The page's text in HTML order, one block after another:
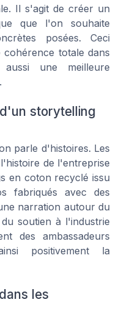
Il s'agit de créer un
que l'on souhaite
posées. Ceci
totale dans
une meilleure
storytelling
parle d'histoires. Les
de l'entreprise
en coton recyclé issu
fabriqués avec des
narration autour du
soutien à l'industrie
des ambassadeurs
positivement la
les